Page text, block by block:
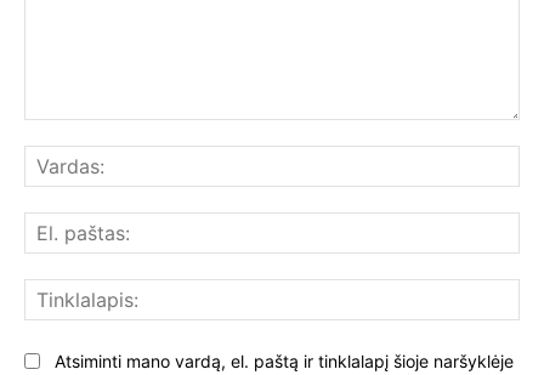
Atsiminti mano vardą, el. paštą ir tinklalapį šioje naršyklėje